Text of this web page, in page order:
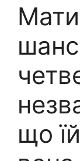
що